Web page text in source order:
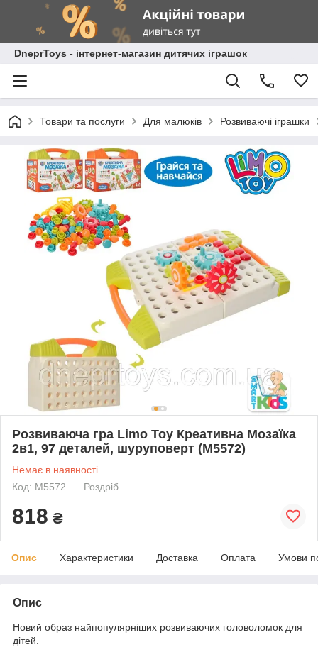
DneprToys - інтернет-магазин дитячих іграшок
Товари та послуги Для малюків Розвиваючі іграшки
Розвиваюча гра Limo Toy Креативна Мозаїка
2в1, 97 деталей, шуруповерт (M5572)
Немає в наявності
Код: M5572
Роздріб
818 ₴
Опис Характеристики Доставка Оплата Умови
Опис
Новий образ найпопулярніших розвиваючих головоломок для
дітей.